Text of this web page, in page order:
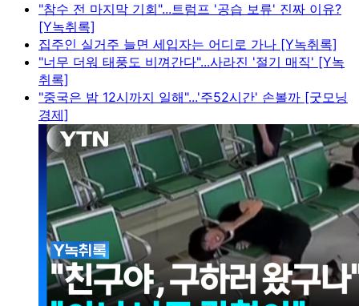
"참수 전 마지막 기회"...트럼프 '공습 보류' 진짜 이유?
[Y녹취록]
집주인 실거주 늘면 세입자는 어디로 가나 [Y녹취록]
"너무 더워 태풍도 비껴간다"...사라진 '절기 매직' [Y녹
취록]
"중국은 밤 12시까지 일해"...'주52시간' 손볼까 [굿모닝
경제]